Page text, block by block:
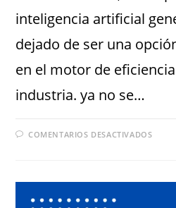
inteligencia artificial
dejado de ser una
en el motor de
industria. ya no se…
COMENTARIOS DESACTIVADOS